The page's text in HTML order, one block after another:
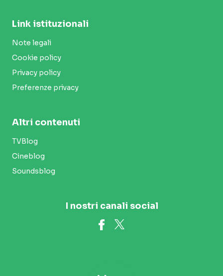
Link istituzionali
Note legali
Cookie policy
Privacy policy
Preferenze privacy
Altri contenuti
TVBlog
Cineblog
Soundsblog
I nostri canali social